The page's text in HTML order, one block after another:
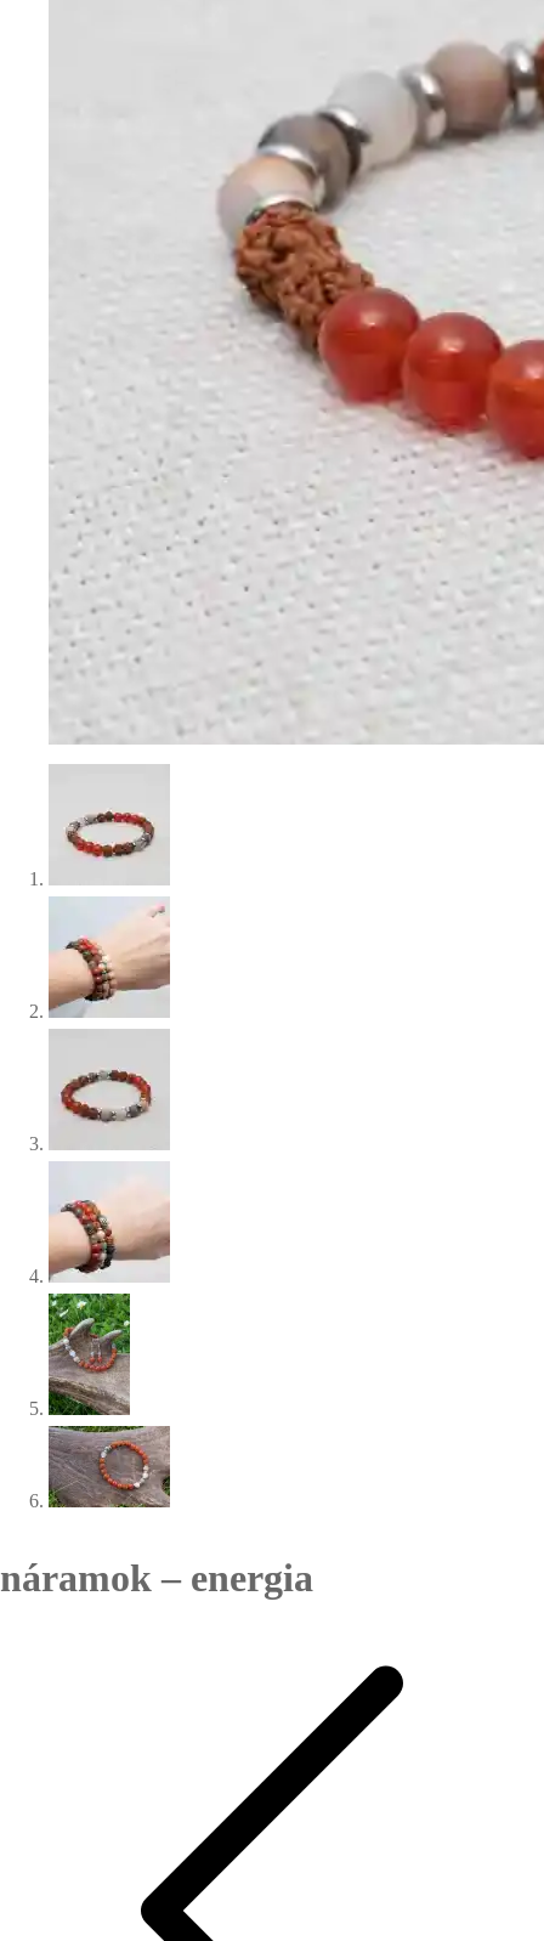
náramok – energia